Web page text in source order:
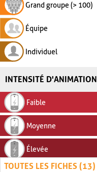
Grand groupe (> 100)
Équipe
Individuel
INTENSITÉ D'ANIMATION
Faible
Moyenne
Élevée
TOUTES LES FICHES (13)